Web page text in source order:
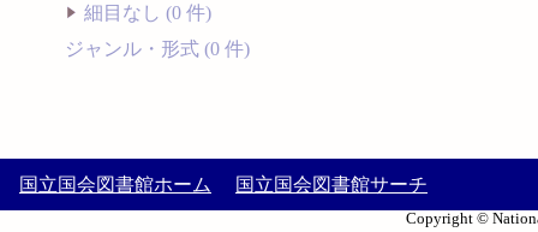
細目なし (0 件)
ジャンル・形式 (0 件)
国立国会図書館ホーム 国立国会図書館サーチ
Copyright ©